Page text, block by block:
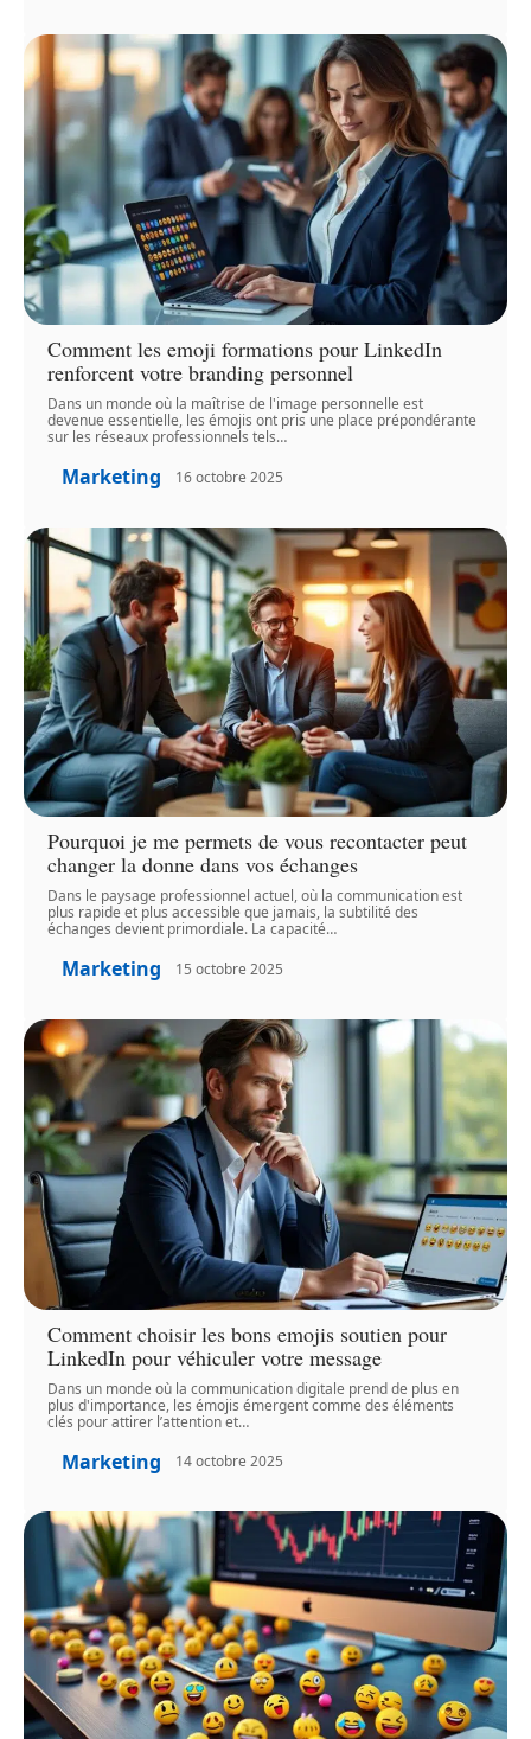
Comment les emoji formations pour LinkedIn
renforcent votre branding personnel
Dans un monde où la maîtrise de l'image personnelle est
devenue essentielle, les émojis ont pris une place prépondérante
sur les réseaux professionnels tels…
Marketing 16 octobre 2025
Pourquoi je me permets de vous recontacter peut
changer la donne dans vos échanges
Dans le paysage professionnel actuel, où la communication est
plus rapide et plus accessible que jamais, la subtilité des
échanges devient primordiale. La capacité…
Marketing 15 octobre 2025
Comment choisir les bons emojis soutien pour
LinkedIn pour véhiculer votre message
Dans un monde où la communication digitale prend de plus en
plus d'importance, les émojis émergent comme des éléments
clés pour attirer l’attention et…
Marketing 14 octobre 2025